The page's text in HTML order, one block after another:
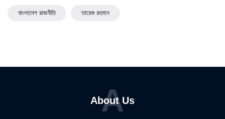
বাংলাদেশ রাজনীতি তারেক রহমান
About Us
A